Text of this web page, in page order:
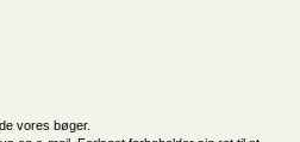
vores bøger.